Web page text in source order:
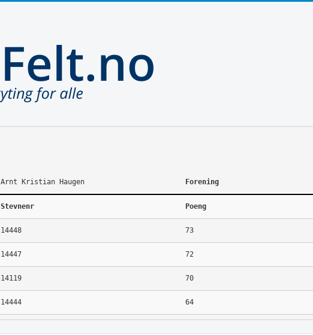
Arnt Kristian Haugen Forening
Stevnenr Poeng
14448 73
14447 72
14119 70
14444 64